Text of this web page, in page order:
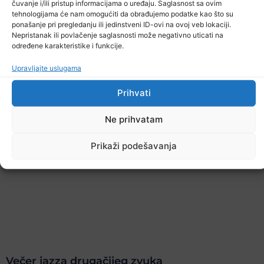
čuvanje i/ili pristup informacijama o uređaju. Saglasnost sa ovim
tehnologijama će nam omogućiti da obrađujemo podatke kao što su
ponašanje pri pregledanju ili jedinstveni ID-ovi na ovoj veb lokaciji.
Nepristanak ili povlačenje saglasnosti može negativno uticati na
određene karakteristike i funkcije.
Upravljajte uslugama
Prihvati
Ne prihvatam
Prikaži podešavanja
Večer jazza drugačijeg zvuka